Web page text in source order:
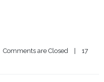
Comments are Closed
17